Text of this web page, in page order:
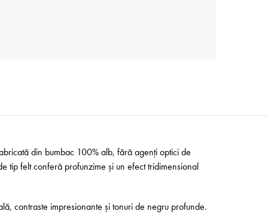
din bumbac 100% alb, fără agenți optici de
tip felt conferă profunzime și un efect tridimensional
contraste impresionante și tonuri de negru profunde.